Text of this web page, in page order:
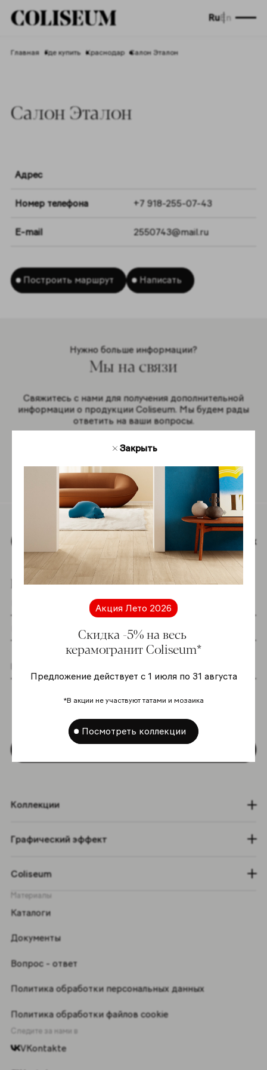
RuEn
Главная Где купить Краснодар Салон Эталон
Салон Эталон
Адрес
Номер телефона +7 918-255-07-43
E-mail 2550743@mail.ru
Построить маршрут Написать
Нужно больше информации?
Мы на связи
Свяжитесь с нами для получения дополнительной
информации о продукции Coliseum. Мы будем рады
ответить на ваши вопросы.
Обратная связь
Закрыть
Акция Лето 2026
Скидка -5% на весь
керамогранит Coliseum*
Предложение действует с 1 июля по 31 августа
*В акции не участвуют татами и мозаика
Посмотреть коллекции
Наверх
Подпишитесь на новостную рассылку
Я даю согласие на хранение и обработку
моих персональных данных согласно
Политике в отношении обработки
персональных данных*
Коллекции
Графический эффект
Coliseum
Материалы
Каталоги
Документы
Вопрос - ответ
Политика обработки персональных данных
Политика обработки файлов cookie
Следите за нами в
VKontakte